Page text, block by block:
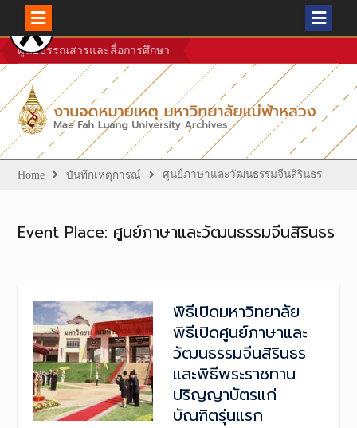
Skip
to
content
ศูนย์บรรณสารและสื่อการศึกษา
Home บันทึกเหตุการณ์ ศูนย์ภาษาและวัฒนธรรมจีนสิรินธร
Event Place: ศูนย์ภาษาและวัฒนธรรมจีนสิรินธร
พิธีเปิดมหาวิทยาลัย
พิธีเปิดศูนย์ภาษาและ
วัฒนธรรมจีนสิรินธร
และพิธีพระราชทาน
ปริญญาบัตรแก่
บัณฑิตรุ่นแรก